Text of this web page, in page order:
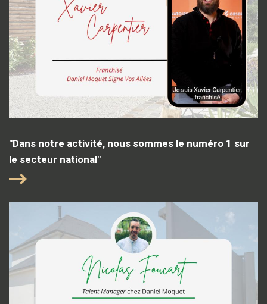
"Dans notre activité, nous sommes le numéro 1 sur
le secteur national"